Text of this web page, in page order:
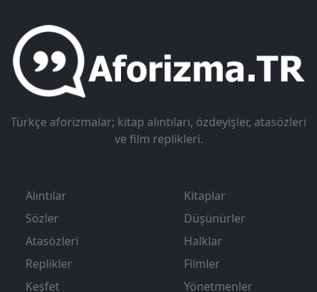
Türkçe aforizmalar; kitap alıntıları, özdeyişler, atasözleri
ve film replikleri.
Alıntılar
Sözler
Atasözleri
Replikler
Keşfet
Kitaplar
Düşünürler
Halklar
Filmler
Yönetmenler